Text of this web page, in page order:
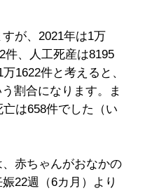
が、2021年は1万
件、人工死産は8195
1622件と考えると、
割合になります。ま
は658件でした（い
赤ちゃんがおなかの
22週（6カ月）より